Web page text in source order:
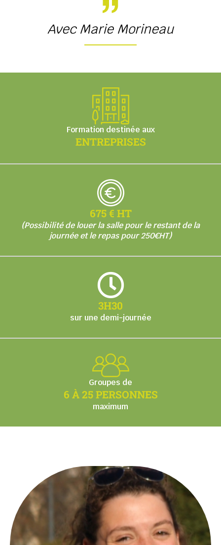
Avec Marie Morineau
Formation destinée aux
ENTREPRISES
675 € HT
(Possibilité de louer la salle pour le restant de la
journée et le repas pour 250€HT)
3H30
sur une demi-journée
Groupes de
6 À 25 PERSONNES
maximum